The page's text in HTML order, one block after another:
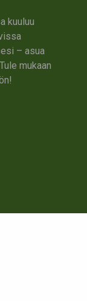
kuuluu
– asua
mukaan